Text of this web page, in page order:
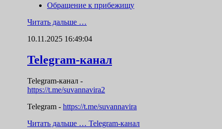
Обращение к прибежищу
Читать дальше …
10.11.2025 16:49:04
Telegram-канал
Telegram-канал -
https://t.me/suvannavira2
Telegram - https://t.me/suvannavira
Читать дальше … Telegram-канал